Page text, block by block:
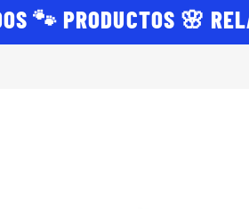
🐾 PRODUCTOS 🌸